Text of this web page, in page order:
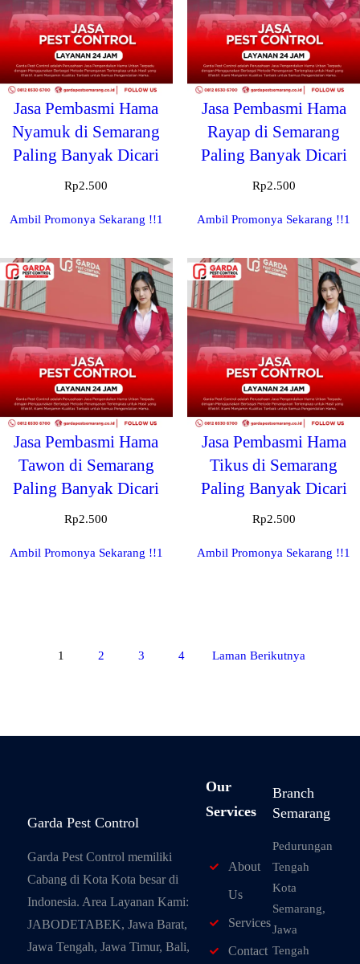
Jasa Pembasmi Hama
Nyamuk di Semarang
Paling Banyak Dicari
Rp2.500
Ambil Promonya Sekarang !!1
Jasa Pembasmi Hama
Rayap di Semarang
Paling Banyak Dicari
Rp2.500
Ambil Promonya Sekarang !!1
Jasa Pembasmi Hama
Tawon di Semarang
Paling Banyak Dicari
Rp2.500
Ambil Promonya Sekarang !!1
Jasa Pembasmi Hama
Tikus di Semarang
Paling Banyak Dicari
Rp2.500
Ambil Promonya Sekarang !!1
1 2 3 4 Laman Berikutnya
Garda Pest Control
Garda Pest Control memiliki
Cabang di Kota Kota besar di
Indonesia. Area Layanan Kami:
JABODETABEK, Jawa Barat,
Jawa Tengah, Jawa Timur, Bali,
Our
Services
About
Us
Services
Contact
Branch
Semarang
Pedurungan
Tengah
Kota
Semarang,
Jawa
Tengah